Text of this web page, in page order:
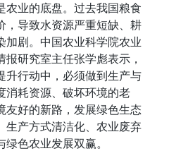
农业的底盘。过去我国粮食
，导致水资源严重短缺、耕
加剧。中国农业科学院农业
研究室主任张学彪表示，
升行动中，必须做到生产与
消耗资源、破坏环境的老
友好的新路，发展绿色生态
生产方式清洁化、农业废弃
色农业发展双赢。